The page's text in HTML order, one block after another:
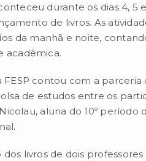
durante os dias 4,
de livros. As
da manhã e noite,
acadêmica.
contou com a parceria
de estudos entre os
aluna do 10º
livros de dois professores